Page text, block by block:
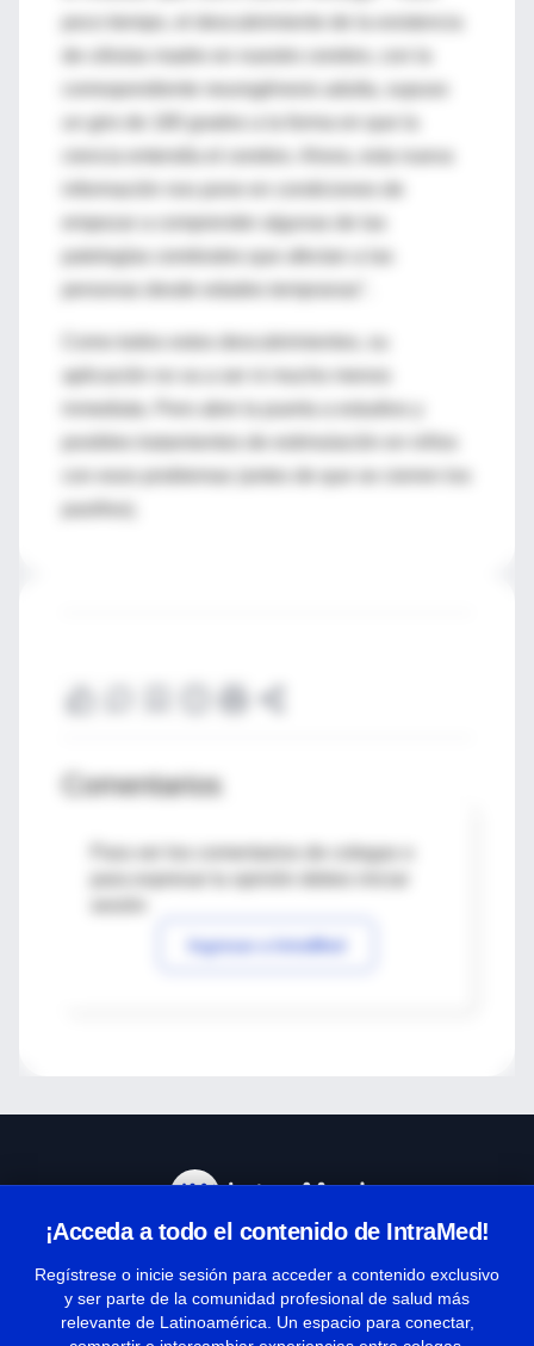
poco tiempo, el descubrimiento de la existencia
correspondiente neurogénesis adulta, supuso
empezar a comprender algunas de las
patologías cerebrales que afectan a las
aplicación no va a ser ni mucho menos
Comentarios
Para ver los comentarios de colegas o
Ingresar a IntraMed
¡Acceda a todo el contenido de IntraMed!
Regístrese o inicie sesión para acceder a contenido exclusivo
y ser parte de la comunidad profesional de salud más
relevante de Latinoamérica. Un espacio para conectar,
Términos y condiciones